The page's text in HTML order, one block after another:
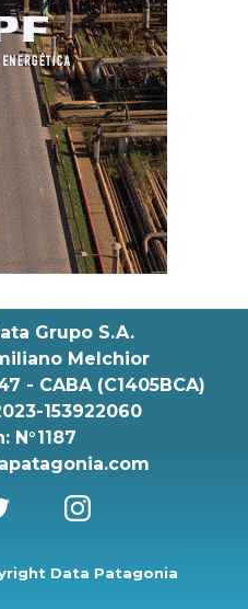
Data Patagonia
Grupo S.A.
Melchior
- CABA (C1405BCA)
153922060
N°1187